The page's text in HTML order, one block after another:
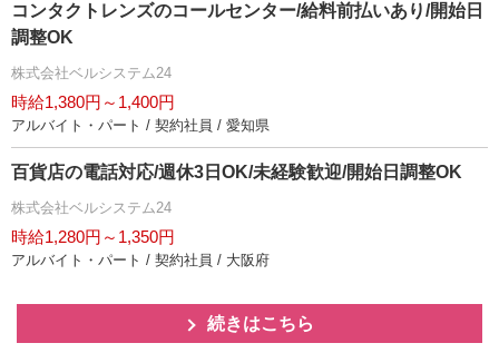
コンタクトレンズのコールセンター/給料前払いあり/開始日
調整OK
株式会社ベルシステム24
時給1,380円～1,400円
アルバイト・パート / 契約社員 / 愛知県
百貨店の電話対応/週休3日OK/未経験歓迎/開始日調整OK
株式会社ベルシステム24
時給1,280円～1,350円
アルバイト・パート / 契約社員 / 大阪府
続きはこちら